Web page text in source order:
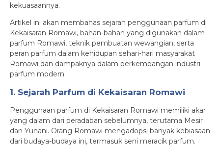
kekuasaannya.
Artikel ini akan membahas sejarah penggunaan parfum di
Kekaisaran Romawi, bahan-bahan yang digunakan dalam
parfum Romawi, teknik pembuatan wewangian, serta
peran parfum dalam kehidupan sehari-hari masyarakat
Romawi dan dampaknya dalam perkembangan industri
parfum modern.
1. Sejarah Parfum di Kekaisaran Romawi
Penggunaan parfum di Kekaisaran Romawi memiliki akar
yang dalam dari peradaban sebelumnya, terutama Mesir
dan Yunani. Orang Romawi mengadopsi banyak kebiasaan
dari budaya-budaya ini, termasuk seni meracik parfum.